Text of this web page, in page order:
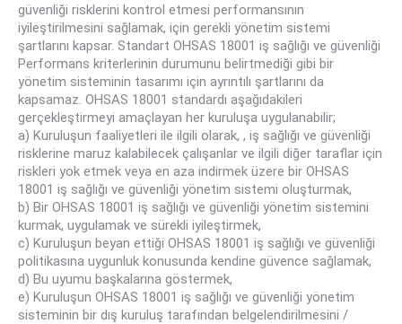
güvenliği risklerini kontrol etmesi performansının
iyileştirilmesini sağlamak, için gerekli yönetim sistemi
şartlarını kapsar. Standart OHSAS 18001 iş sağlığı ve güvenliği
Performans kriterlerinin durumunu belirtmediği gibi bir
yönetim sisteminin tasarımı için ayrıntılı şartlarını da
kapsamaz. OHSAS 18001 standardı aşağıdakileri
gerçekleştirmeyi amaçlayan her kuruluşa uygulanabilir;
a) Kuruluşun faaliyetleri ile ilgili olarak, , iş sağlığı ve güvenliği
risklerine maruz kalabilecek çalışanlar ve ilgili diğer taraflar için
riskleri yok etmek veya en aza indirmek üzere bir OHSAS
18001 iş sağlığı ve güvenliği yönetim sistemi oluşturmak,
b) Bir OHSAS 18001 iş sağlığı ve güvenliği yönetim sistemini
kurmak, uygulamak ve sürekli iyileştirmek,
c) Kuruluşun beyan ettiği OHSAS 18001 iş sağlığı ve güvenliği
politikasına uygunluk konusunda kendine güvence sağlamak,
d) Bu uyumu başkalarına göstermek,
e) Kuruluşun OHSAS 18001 iş sağlığı ve güvenliği yönetim
sisteminin bir dış kuruluş tarafından belgelendirilmesini /